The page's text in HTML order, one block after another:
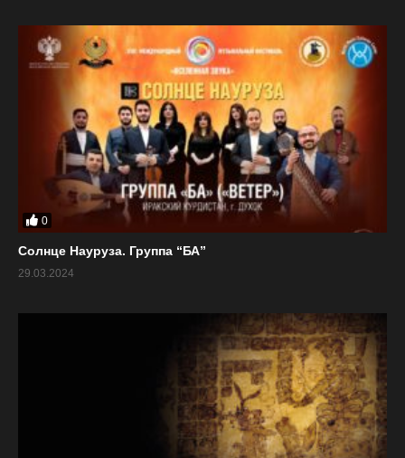
0
Солнце Науруза. Группа “БА”
29.03.2024